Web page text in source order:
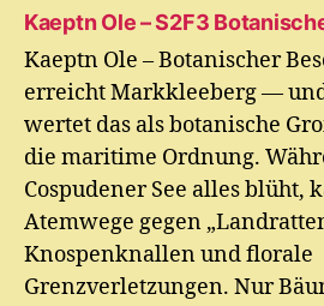
Kaeptn Ole – S2F3
Kaeptn Ole – Botanischer
erreicht Markkleeberg —
wertet das als botanische
die maritime Ordnung.
Cospudener See alles blüht,
Atemwege gegen
Knospenknallen und florale
Grenzverletzungen. Nur